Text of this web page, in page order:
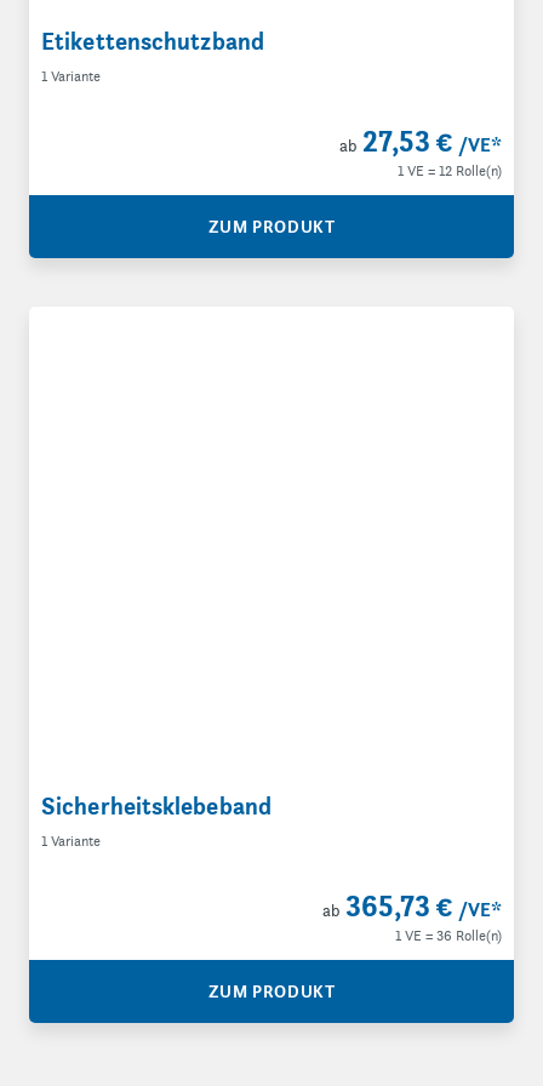
Etikettenschutzband
1 Variante
ab 27,53 € /VE*
1 VE = 12 Rolle(n)
ZUM PRODUKT
Sicherheitsklebeband
1 Variante
ab 365,73 € /VE*
1 VE = 36 Rolle(n)
ZUM PRODUKT